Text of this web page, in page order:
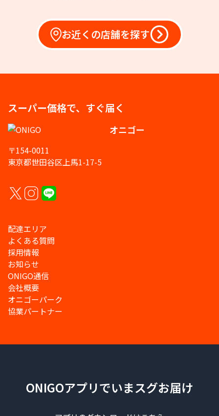
お近くの店舗を探す
スーパー価格で、すぐ届く
オニゴー
〒154-0011
東京都世田谷区上馬1-17-5
配達エリア
よくある質問
採用情報
お知らせ
ONIGO通信
会社概要
オニゴーパーク
協業パートナー
ONIGOアプリでいまスグお届け